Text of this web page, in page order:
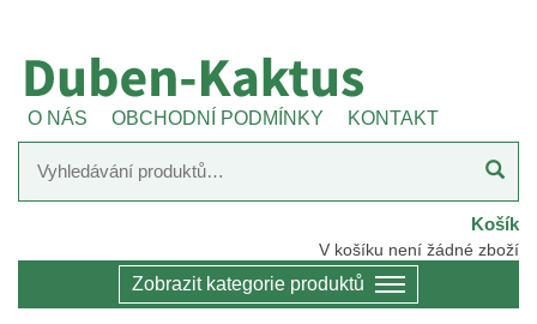
O NÁS OBCHODNÍ PODMÍNKY KONTAKT
Košík
V košíku není žádné zboží
Zobrazit kategorie produktů